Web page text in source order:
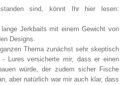
sind, könnt Ihr hier lesen:
Jerkbaits mit einem Gewicht von
Designs.
Thema zunächst sehr skeptisch
Lures versicherte mir, dass er einen
würde, der zudem sicher Fische
aber natürlich war mir auch klar, dass